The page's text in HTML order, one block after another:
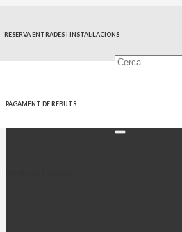
RESERVA ENTRADES I INSTAL·LACIONS
PAGAMENT DE REBUTS